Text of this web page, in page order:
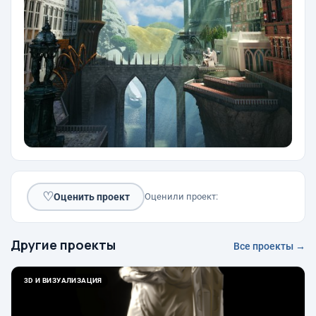
♡Оценить проект Оценили проект:
Другие проекты Все проекты →
3D И ВИЗУАЛИЗАЦИЯ